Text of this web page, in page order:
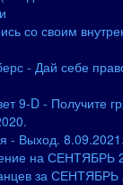
со своим
- Дай себе
9-D - Получите
- Выход. 8.09.2021.
на СЕНТЯБРЬ
за СЕНТЯБРЬ